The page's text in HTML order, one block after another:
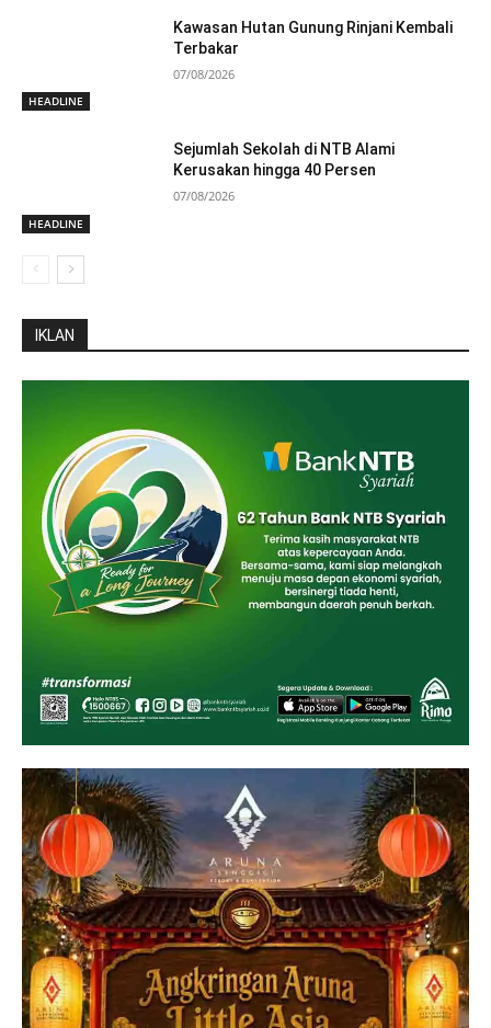
HEADLINE
Kawasan Hutan Gunung Rinjani Kembali
Terbakar
07/08/2026
HEADLINE
Sejumlah Sekolah di NTB Alami
Kerusakan hingga 40 Persen
07/08/2026
IKLAN